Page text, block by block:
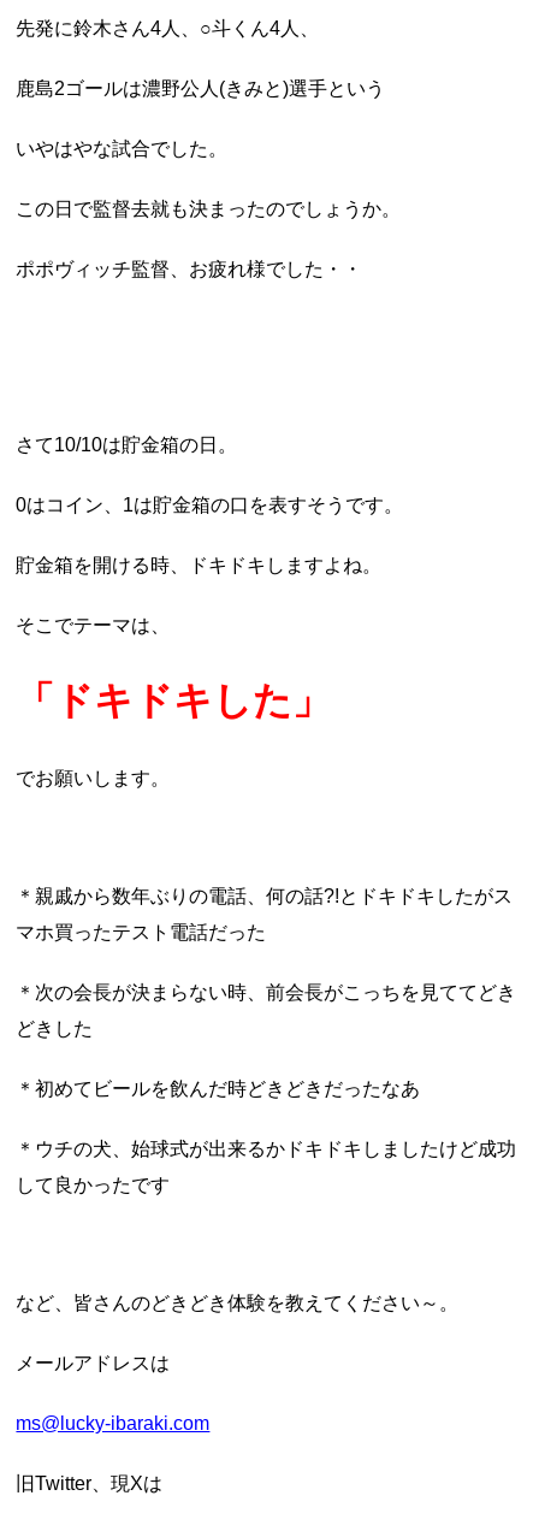
先発に鈴木さん4人、○斗くん4人、
鹿島2ゴールは濃野公人(きみと)選手という
いやはやな試合でした。
この日で監督去就も決まったのでしょうか。
ポポヴィッチ監督、お疲れ様でした・・
さて10/10は貯金箱の日。
0はコイン、1は貯金箱の口を表すそうです。
貯金箱を開ける時、ドキドキしますよね。
そこでテーマは、
「ドキドキした」
でお願いします。
＊親戚から数年ぶりの電話、何の話?!とドキドキしたがス
マホ買ったテスト電話だった
＊次の会長が決まらない時、前会長がこっちを見ててどき
どきした
＊初めてビールを飲んだ時どきどきだったなあ
＊ウチの犬、始球式が出来るかドキドキしましたけど成功
して良かったです
など、皆さんのどきどき体験を教えてください～。
メールアドレスは
ms@lucky-ibaraki.com
旧Twitter、現Xは